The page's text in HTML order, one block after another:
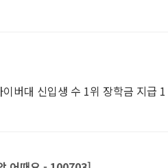
버대 신입생 수 1위 장학금 지급 1